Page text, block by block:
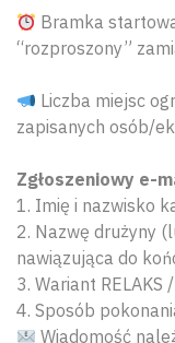
Bramka
“rozproszony”
Liczba miejsc
zapisanych osób/
Zgłoszeniowy e-
1. Imię i nazwisko
2. Nazwę drużyny
nawiązująca do
3. Wariant RELAKS
4. Sposób
Wiadomość